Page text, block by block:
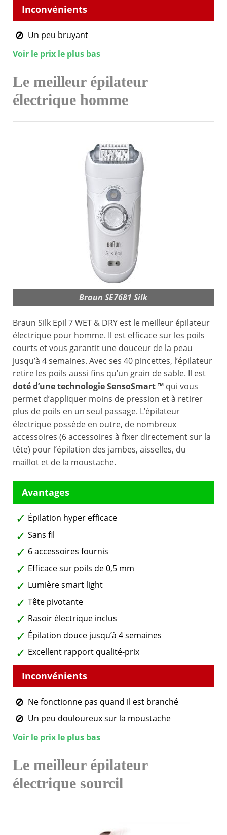
Un peu bruyant
Voir le prix le plus bas
Le meilleur épilateur
électrique homme
Braun SE7681 Silk
Braun Silk Epil 7 WET & DRY est le meilleur épilateur
électrique pour homme. Il est efficace sur les poils
courts et vous garantit une douceur de la peau
jusqu’à 4 semaines. Avec ses 40 pincettes, l’épilateur
retire les poils aussi fins qu’un grain de sable. Il est
doté d’une technologie SensoSmart ™ qui vous
permet d’appliquer moins de pression et à retirer
plus de poils en un seul passage. L’épilateur
électrique possède en outre, de nombreux
accessoires (6 accessoires à fixer directement sur la
tête) pour l’épilation des jambes, aisselles, du
maillot et de la moustache.
Épilation hyper efficace
Sans fil
6 accessoires fournis
Efficace sur poils de 0,5 mm
Lumière smart light
Tête pivotante
Rasoir électrique inclus
Épilation douce jusqu’à 4 semaines
Excellent rapport qualité-prix
Ne fonctionne pas quand il est branché
Un peu douloureux sur la moustache
Voir le prix le plus bas
Le meilleur épilateur
électrique sourcil